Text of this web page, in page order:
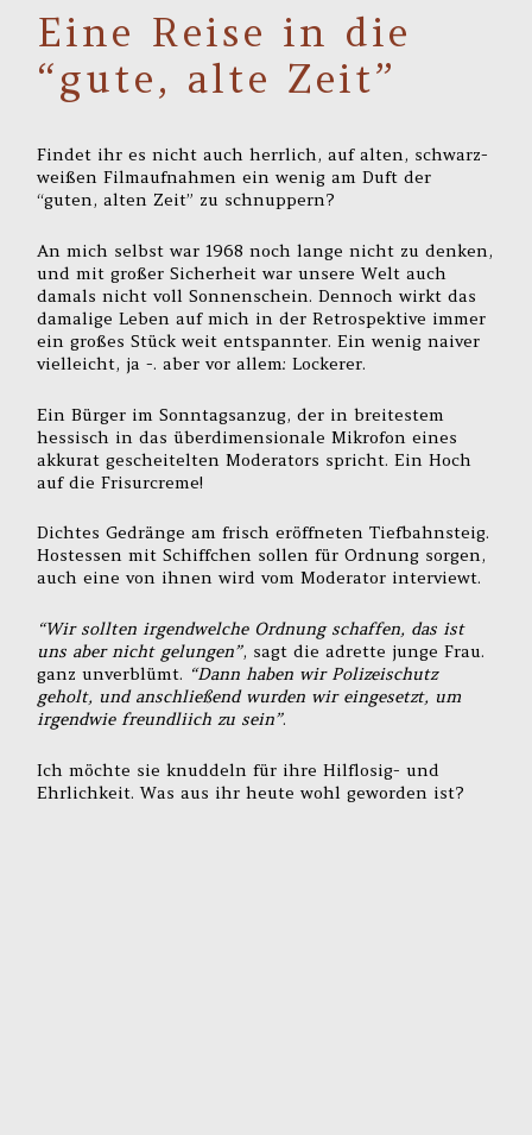
Eine Reise in die
“gute, alte Zeit”
Findet ihr es nicht auch herrlich, auf alten, schwarz-
weißen Filmaufnahmen ein wenig am Duft der
“guten, alten Zeit” zu schnuppern?
An mich selbst war 1968 noch lange nicht zu denken,
und mit großer Sicherheit war unsere Welt auch
damals nicht voll Sonnenschein. Dennoch wirkt das
damalige Leben auf mich in der Retrospektive immer
ein großes Stück weit entspannter. Ein wenig naiver
vielleicht, ja -. aber vor allem: Lockerer.
Ein Bürger im Sonntagsanzug, der in breitestem
hessisch in das überdimensionale Mikrofon eines
akkurat gescheitelten Moderators spricht. Ein Hoch
auf die Frisurcreme!
Dichtes Gedränge am frisch eröffneten Tiefbahnsteig.
Hostessen mit Schiffchen sollen für Ordnung sorgen,
auch eine von ihnen wird vom Moderator interviewt.
“Wir sollten irgendwelche Ordnung schaffen, das ist
uns aber nicht gelungen”, sagt die adrette junge Frau.
ganz unverblümt. “Dann haben wir Polizeischutz
geholt, und anschließend wurden wir eingesetzt, um
irgendwie freundliich zu sein”.
Ich möchte sie knuddeln für ihre Hilflosig- und
Ehrlichkeit. Was aus ihr heute wohl geworden ist?